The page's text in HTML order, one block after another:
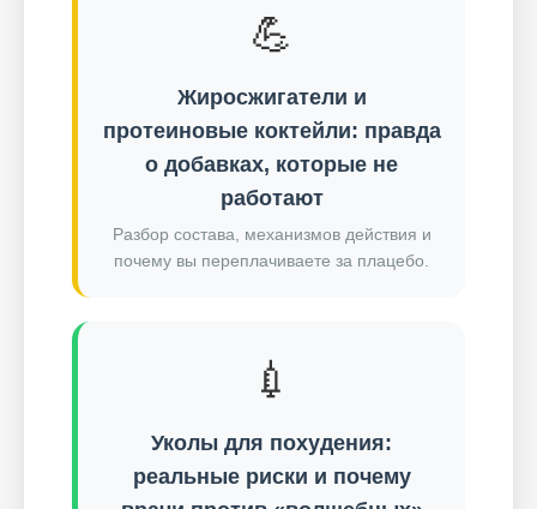
💪
Жиросжигатели и
протеиновые коктейли: правда
о добавках, которые не
работают
Разбор состава, механизмов действия и
почему вы переплачиваете за плацебо.
💉
Уколы для похудения:
реальные риски и почему